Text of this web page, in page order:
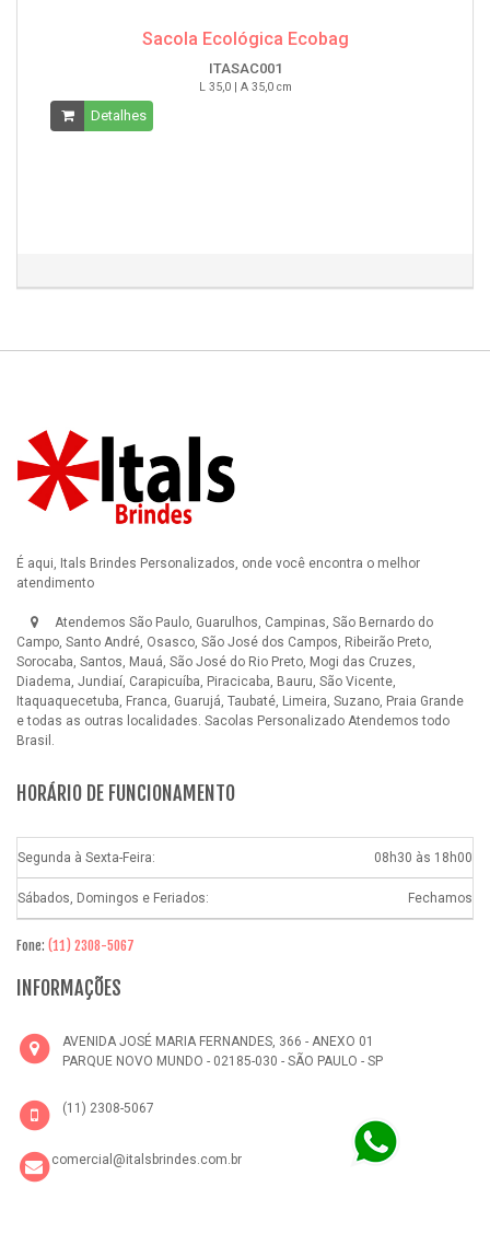
Sacola Ecológica Ecobag
ITASAC001
L 35,0 | A 35,0 cm
Detalhes
É aqui, Itals Brindes Personalizados, onde você encontra o melhor
atendimento
Atendemos São Paulo, Guarulhos, Campinas, São Bernardo do
Campo, Santo André, Osasco, São José dos Campos, Ribeirão Preto,
Sorocaba, Santos, Mauá, São José do Rio Preto, Mogi das Cruzes,
Diadema, Jundiaí, Carapicuíba, Piracicaba, Bauru, São Vicente,
Itaquaquecetuba, Franca, Guarujá, Taubaté, Limeira, Suzano, Praia Grande
e todas as outras localidades. Sacolas Personalizado Atendemos todo
Brasil.
HORÁRIO DE FUNCIONAMENTO
Segunda à Sexta-Feira: 08h30 às 18h00
Sábados, Domingos e Feriados: Fechamos
Fone: (11) 2308-5067
INFORMAÇÕES
AVENIDA JOSÉ MARIA FERNANDES, 366 - ANEXO 01
PARQUE NOVO MUNDO - 02185-030 - SÃO PAULO - SP
(11) 2308-5067
comercial@italsbrindes.com.br